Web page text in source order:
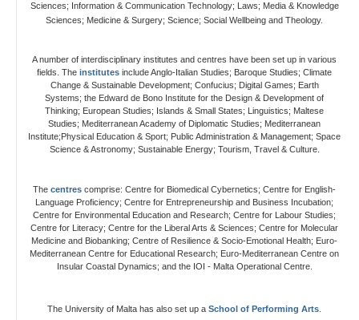
Sciences; Information & Communication Technology; Laws; Media & Knowledge
Sciences; Medicine & Surgery; Science; Social Wellbeing and Theology.
A number of interdisciplinary institutes and centres have been set up in various
fields. The institutes include Anglo-Italian Studies; Baroque Studies; Climate
Change & Sustainable Development; Confucius; Digital Games; Earth
Systems; the Edward de Bono Institute for the Design & Development of
Thinking; European Studies; Islands & Small States; Linguistics; Maltese
Studies; Mediterranean Academy of Diplomatic Studies; Mediterranean
Institute;Physical Education & Sport; Public Administration & Management; Space
Science & Astronomy; Sustainable Energy; Tourism, Travel & Culture.
The centres comprise: Centre for Biomedical Cybernetics; Centre for English-
Language Proficiency; Centre for Entrepreneurship and Business Incubation;
Centre for Environmental Education and Research; Centre for Labour Studies;
Centre for Literacy; Centre for the Liberal Arts & Sciences; Centre for Molecular
Medicine and Biobanking; Centre of Resilience & Socio-Emotional Health; Euro-
Mediterranean Centre for Educational Research; Euro-Mediterranean Centre on
Insular Coastal Dynamics; and the IOI - Malta Operational Centre.
The University of Malta has also set up a School of Performing Arts